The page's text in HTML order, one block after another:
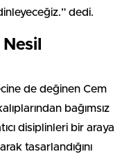
dedi.
de değinen Cem
bağımsız
disiplinleri bir araya
tasarlandığını